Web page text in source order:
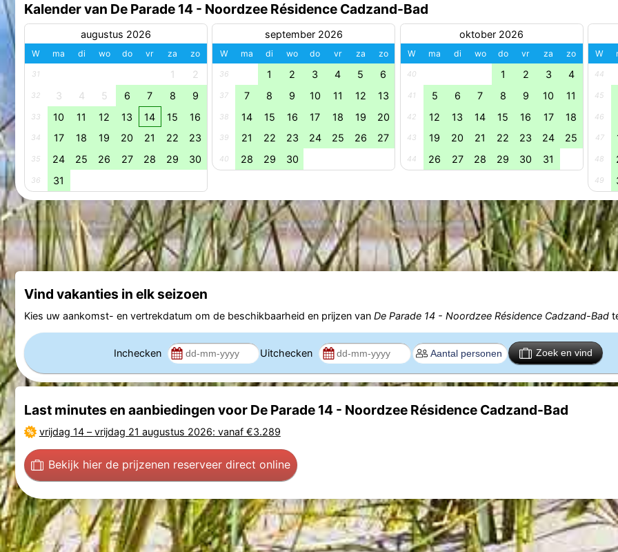
Kalender van De Parade 14 - Noordzee Résidence Cadzand-Bad
augustus 2026
W ma di wo do vr za zo
31 1 2
32 3 4 5 6 7 8 9
33 10 11 12 13 14 15 16
34 17 18 19 20 21 22 23
35 24 25 26 27 28 29 30
36 31
september 2026
W ma di wo do vr za zo
36 1 2 3 4 5 6
37 7 8 9 10 11 12 13
38 14 15 16 17 18 19 20
39 21 22 23 24 25 26 27
40 28 29 30
oktober 2026
W ma di wo do vr za zo
40 1 2 3 4
41 5 6 7 8 9 10 11
42 12 13 14 15 16 17 18
43 19 20 21 22 23 24 25
44 26 27 28 29 30 31
W
44
45
46
47
48
49
Vind vakanties in elk seizoen
Kies uw aankomst- en vertrekdatum om de beschikbaarheid en prijzen van De Parade 14 - Noordzee Résidence Cadzand-Bad
Inchecken Uitchecken Zoek en vind
Last minutes en aanbiedingen voor De Parade 14 - Noordzee Résidence Cadzand-Bad
vrijdag 14–vrijdag 21 augustus 2026: vanaf €3.289
Bekijk hier de prijzenen reserveer direct online